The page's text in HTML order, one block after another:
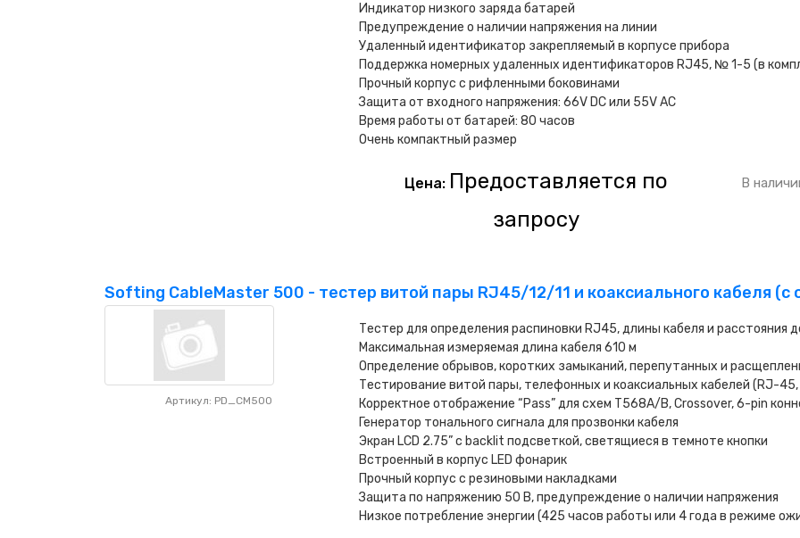
Индикатор низкого заряда батарей
Предупреждение о наличии напряжения на линии
Удаленный идентификатор закрепляемый в корпусе прибора
Поддержка номерных удаленных идентификаторов RJ45, № 1-5 (в
Прочный корпус с рифленными боковинами
Защита от входного напряжения: 66V DC или 55V AC
Время работы от батарей: 80 часов
Очень компактный размер
Цена: Предоставляется по
запросу
В
Softing CableMaster 500 - тестер витой пары RJ45/12/11 и коаксиального кабеля
Артикул: PD_CM500
Тестер для определения распиновки RJ45, длины кабеля и расстояния
Максимальная измеряемая длина кабеля 610 м
Определение обрывов, коротких замыканий, перепутанных и
Тестирование витой пары, телефонных и коаксиальных кабелей (RJ-45,
Корректное отображение “Pass” для схем T568A/B, Crossover, 6-pin
Генератор тонального сигнала для прозвонки кабеля
Экран LCD 2.75” с backlit подсветкой, светящиеся в темноте кнопки
Встроенный в корпус LED фонарик
Прочный корпус с резиновыми накладками
Защита по напряжению 50 В, предупреждение о наличии напряжения
Низкое потребление энергии (425 часов работы или 4 года в режиме